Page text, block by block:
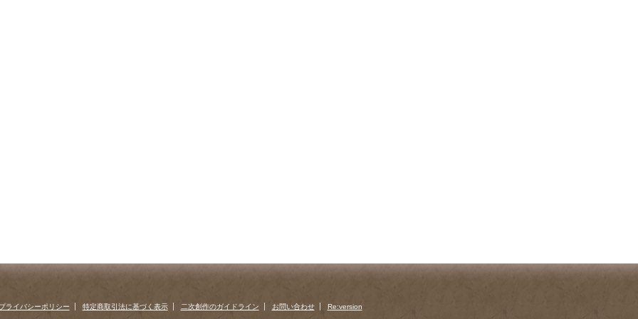
ライバシーポリシー 特定商取引法に基づく表示 二次創作のガイドライン お問い合わせ Re:version